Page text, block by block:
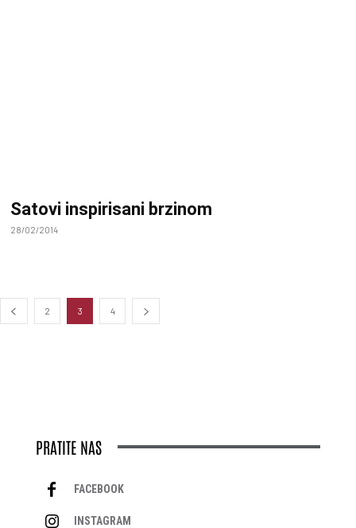
Satovi inspirisani brzinom
28/02/2014
2 3 4
PRATITE NAS
FACEBOOK
INSTAGRAM